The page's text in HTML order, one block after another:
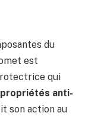
du
est
qui
propriétés anti-
son action au